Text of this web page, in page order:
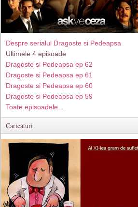
Despre serialul Dragoste si Pedeapsa
Ultimele 4 episoade
Dragoste si Pedeapsa ep 62
Dragoste si Pedeapsa ep 61
Dragoste si Pedeapsa ep 60
Dragoste si Pedeapsa ep 59
Toate episoadele...
Caricaturi